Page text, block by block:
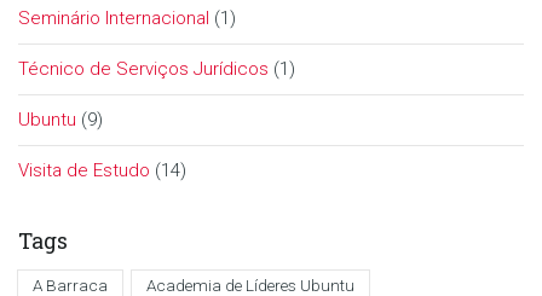
Seminário Internacional (1)
Técnico de Serviços Jurídicos (1)
Ubuntu (9)
Visita de Estudo (14)
Tags
A Barraca
Academia de Líderes Ubuntu